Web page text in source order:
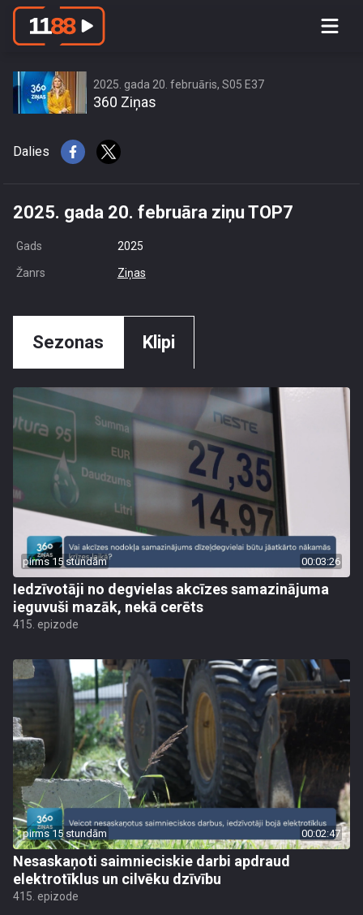
2025. gada 20. februāris, S05 E37
360 Ziņas
Dalies
2025. gada 20. februāra ziņu TOP7
Gads 2025
Žanrs Ziņas
Sezonas Klipi
pirms 15 stundām 00:03:26
Iedzīvotāji no degvielas akcīzes samazinājuma
ieguvuši mazāk, nekā cerēts
415. epizode
pirms 15 stundām 00:02:47
Nesaskaņoti saimnieciskie darbi apdraud
elektrotīklus un cilvēku dzīvību
415. epizode